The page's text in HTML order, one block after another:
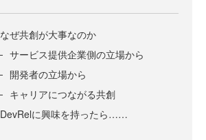
なぜ共創が大事なのか
サービス提供企業側の立場から
開発者の立場から
キャリアにつながる共創
DevRelに興味を持ったら……